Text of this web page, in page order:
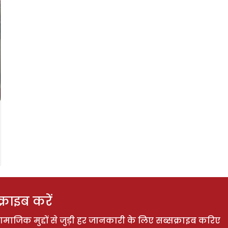
करें
मुद्दों से जुड़ी हर जानकारी के लिए सब्सक्राइब करिए